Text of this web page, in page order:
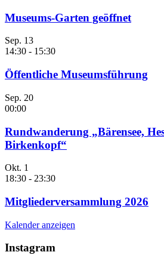
Museums-Garten geöffnet
Sep. 13
14:30 - 15:30
Öffentliche Museumsführung
Sep. 20
00:00
Rundwanderung „Bärensee,
Birkenkopf“
Okt. 1
18:30 - 23:30
Mitgliederversammlung 2026
Kalender anzeigen
Instagram